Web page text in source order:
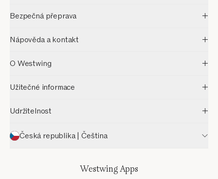
Bezpečná přeprava
Nápověda a kontakt
O Westwing
Užitečné informace
Udržitelnost
Česká republika | Čeština
Westwing Apps